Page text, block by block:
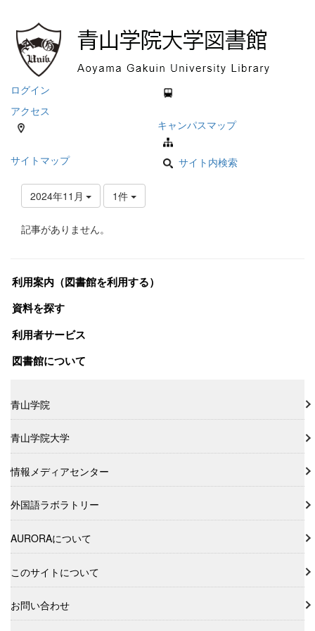
ログイン
アクセス
キャンパスマップ
サイトマップ サイト内検索
2024年11月 1件
記事がありません。
利用案内（図書館を利用する）
資料を探す
利用者サービス
図書館について
青山学院
青山学院大学
情報メディアセンター
外国語ラボラトリー
AURORAについて
このサイトについて
お問い合わせ